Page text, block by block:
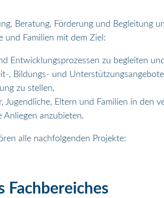
Beratung, Förderung und Begleitung
und Familien mit dem Ziel:
Entwicklungsprozessen zu begleiten
, Bildungs- und
zu stellen,
Jugendliche, Eltern und Familien in den
Anliegen anzubieten.
alle nachfolgenden Projekte:
Fachbereiches